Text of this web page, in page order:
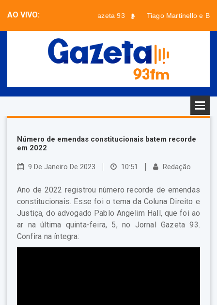
AO VIVO: Jornal Gazeta 93
Tiago Martinello e
Número de emendas constitucionais batem recorde
em 2022
9 De Janeiro De 2023 10:51 Redação
Ano de 2022 registrou número recorde de emendas
constitucionais. Esse foi o tema da Coluna Direito e
Justiça, do advogado Pablo Angelim Hall, que foi ao
ar na última quinta-feira, 5, no Jornal Gazeta 93.
Confira na íntegra: